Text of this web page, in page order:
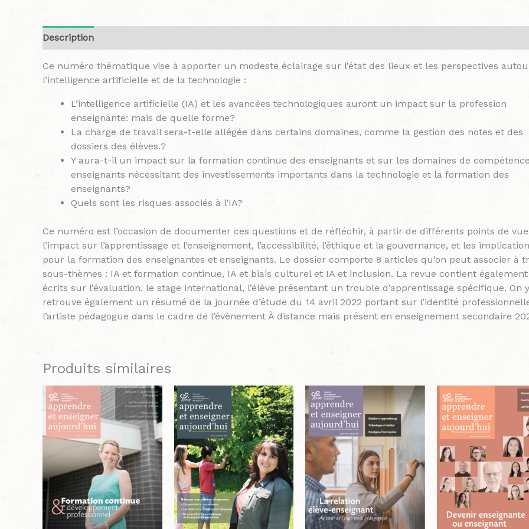
Description
Ce numéro thématique vise à apporter un modeste éclairage sur l’état des lieux et les perspectives
l’intelligence artificielle et de la technologie :
L’intelligence artificielle (IA) et les avancées technologiques auront un impact sur la profession
enseignante: mais de quelle forme?
La charge de travail sera-t-elle allégée dans certains domaines, comme la gestion des notes et des
dossiers des élèves.?
Y aura-t-il un impact sur la formation continue des enseignants et sur les domaines de
enseignants nécessitant des investissements importants dans la technologie et la formation des
enseignants?
Quels sont les risques associés à l’IA?
Ce numéro est l’occasion de documenter ces questions et de réfléchir, à partir de différents points de
l’impact sur l’apprentissage et l’enseignement, l’accessibilité, l’éthique et la gouvernance, et les
pour la formation des enseignantes et enseignants. Le dossier comporte 8 articles qu’on peut associer à
sous-thèmes : IA et formation continue, IA et biais culturel et IA et inclusion. La revue contient également
écrits sur l’évaluation, le stage international, l’élève présentant un trouble d’apprentissage spécifique. On y
retrouve également un résumé de la journée d’étude du 14 avril 2022 portant sur l’identité
l’artiste pédagogue dans le cadre de l’évènement À distance mais présent en enseignement secondaire
Produits similaires
Plage
de
prix :
12.50$
21.50$
Ce
produit
a
plusieurs
variations.
Les
options
peuvent
être
choisies
Plage
de
prix :
12.50$
à
21.50$
Ce
produit
a
plusieurs
variations.
Les
options
peuvent
être
choisies
12.50$
à
21.50$
produit
plusieurs
variations.
Les
options
peuvent
choisies
Plage
prix :
12.50$
21.50$